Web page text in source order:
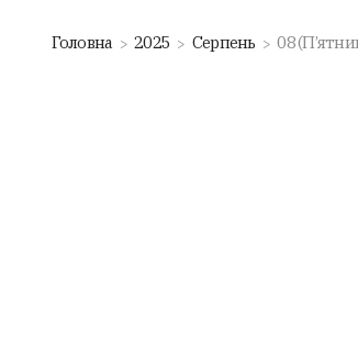
Головна 2025 Серпень 08